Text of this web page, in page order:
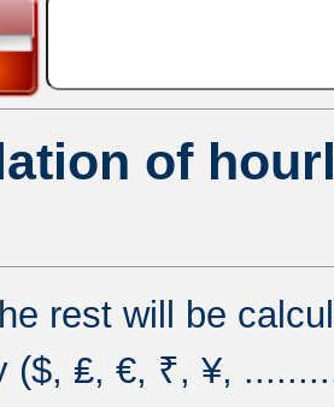
of
rest will be
($, ₤, €, ₹, ¥,